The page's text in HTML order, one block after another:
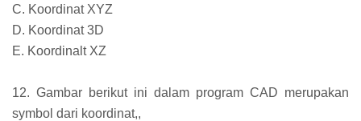
C. Koordinat XYZ
D. Koordinat 3D
E. Koordinalt XZ
12. Gambar berikut ini dalam program CAD merupakan
symbol dari koordinat,,